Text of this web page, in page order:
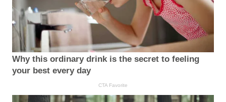
Why this ordinary drink is the secret to feeling
your best every day
CTA Favorite